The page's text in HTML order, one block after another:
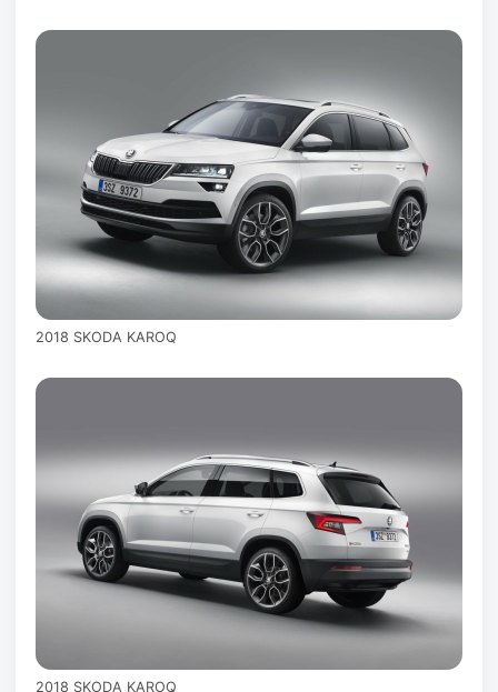
2018 SKODA KAROQ
2018 SKODA KAROQ